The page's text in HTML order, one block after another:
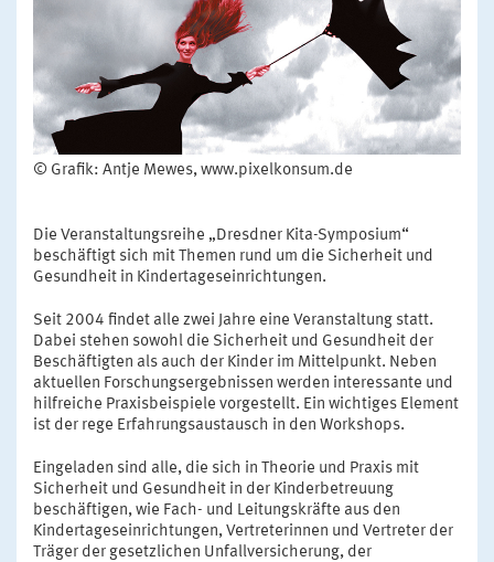
© Grafik: Antje Mewes, www.pixelkonsum.de
Die Veranstaltungsreihe „Dresdner Kita-Symposium“
beschäftigt sich mit Themen rund um die Sicherheit und
Gesundheit in Kindertageseinrichtungen.
Seit 2004 findet alle zwei Jahre eine Veranstaltung statt.
Dabei stehen sowohl die Sicherheit und Gesundheit der
Beschäftigten als auch der Kinder im Mittelpunkt. Neben
aktuellen Forschungsergebnissen werden interessante und
hilfreiche Praxisbeispiele vorgestellt. Ein wichtiges Element
ist der rege Erfahrungsaustausch in den Workshops.
Eingeladen sind alle, die sich in Theorie und Praxis mit
Sicherheit und Gesundheit in der Kinderbetreuung
beschäftigen, wie Fach- und Leitungskräfte aus den
Kindertageseinrichtungen, Vertreterinnen und Vertreter der
Träger der gesetzlichen Unfallversicherung, der